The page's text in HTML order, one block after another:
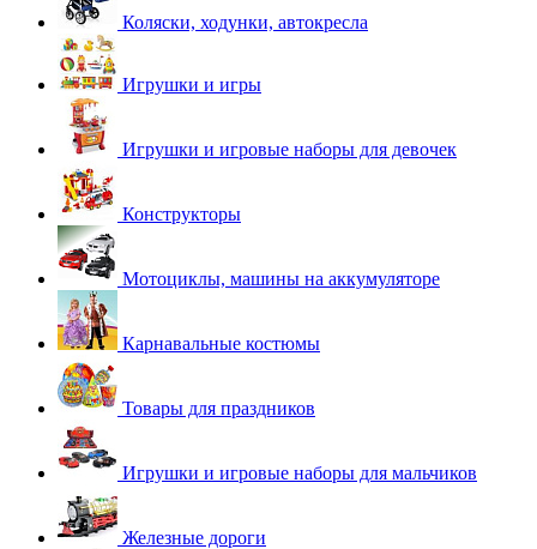
Коляски, ходунки, автокресла
Игрушки и игры
Игрушки и игровые наборы для девочек
Конструкторы
Мотоциклы, машины на аккумуляторе
Карнавальные костюмы
Товары для праздников
Игрушки и игровые наборы для мальчиков
Железные дороги